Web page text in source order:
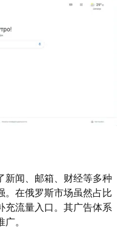
新闻、邮箱、财经等多种
。在俄罗斯市场虽然占比
充流量入口。其广告体系
。